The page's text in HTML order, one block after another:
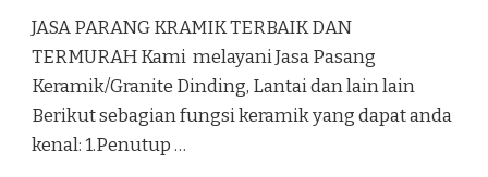
JASA PARANG KRAMIK TERBAIK DAN
TERMURAH Kami melayani Jasa Pasang
Keramik/Granite Dinding, Lantai dan lain lain
Berikut sebagian fungsi keramik yang dapat anda
kenal: 1.Penutup …